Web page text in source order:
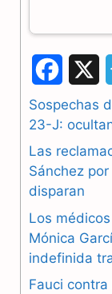
a
c
e
b
o
o
k
Sospechas
23-J:
Las
Sánchez
disparan
Los
Mónica
indefinida
Fauci